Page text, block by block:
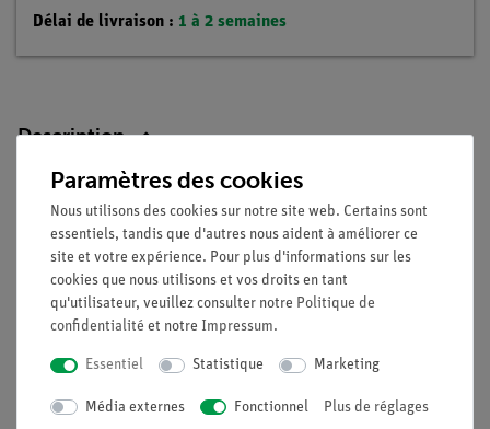
Délai de livraison : 1 à 2 semaines
Description
Avantages
temps de préparation minimal
lampe halogène à forte intensité lumineuse
enseignement facile grâce à l'utilisation de la carte de
démonstration pour la démonstration
étudiants grâce à des dispositifs directement
comparables
Paramètres des cookies
Nous utilisons des cookies sur notre site web. Certains sont
essentiels, tandis que d'autres nous aident à améliorer ce
site et votre expérience. Pour plus d'informations sur les
cookies que nous utilisons et vos droits en tant
qu'utilisateur, veuillez consulter notre Politique de
confidentialité et notre Impressum.
Essentiel Statistique Marketing
Média externes Fonctionnel Plus de réglages